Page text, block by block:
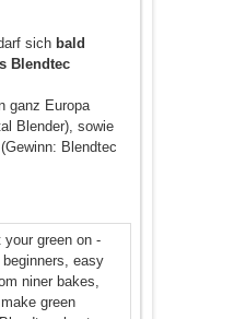
sich bald
Blendtec
ganz Europa
Blender), sowie
Blendtec